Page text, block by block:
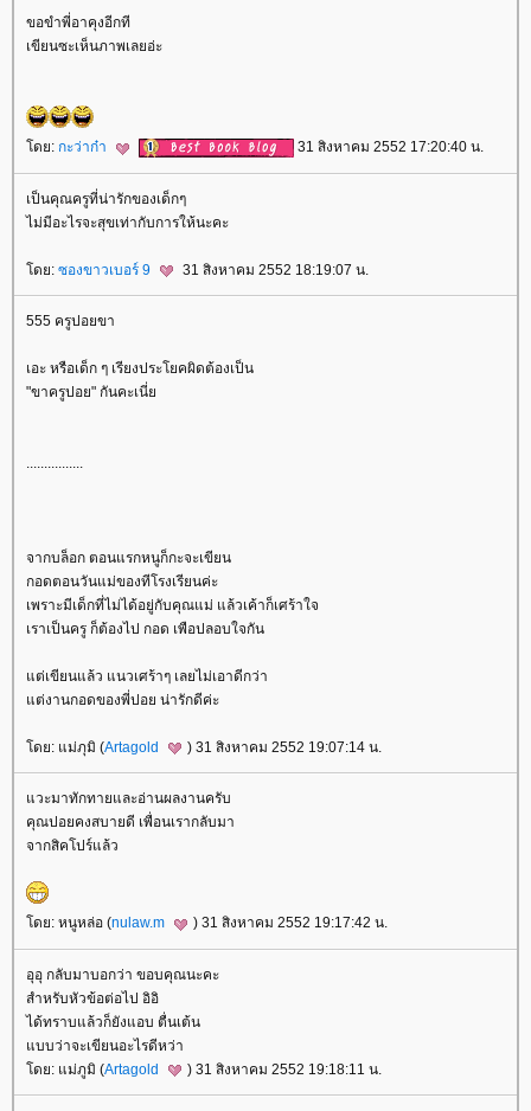
ขอขำพี่อาคุงอีกที
เขียนซะเห็นภาพเลยอ่ะ
ดย: กะว่าก๋า 31 สิงหาคม 2552 17:20:40 น.
เป็นคุณครูที่น่ารักของเด็กๆ
ไม่มีอะไรจะสุขเท่ากับการให้นะคะ
ดย: ซองขาวเบอร์ 9 31 สิงหาคม 2552 18:19:07 น.
555 ครูปอยขา
เอะ หรือเด็ก ๆ เรียงประโยคผิดต้องเป็น
"ขาครูปอย" กันคะเนี่
................
จากบล็อก ตอนแรกหนูก็กะจะเขียน
กอดตอนวันแม่ของทีโรงเรียนค่ะ
เพราะมีเด็กที่ไม่ได้อยู่กับคุณแม่ แล้วเค้าก็เศร้าใจ
เราเป็นครู ก็ต้องไป กอด เพือปลอบใจกัน
ต่เขียนแล้ว แนวเศร้าๆ เลยไม่เอาดีกว่า
ต่งานกอดของพี่ปอย น่ารักดีค่ะ
ดย: แม่ภุมิ (Artagold ) 31 สิงหาคม 2552 19:07:14 น.
วะมาทักทายและอ่านผลงานครับ
คุณปอยคงสบายดี เพื่อนเรากลับมา
จากสิคโปร์แล้ว
ดย: หนูหล่อ (nulaw.m ) 31 สิงหาคม 2552 19:17:42 น.
อุอุ กลับมาบอกว่า ขอบคุณนะคะ
สำหรับหัวข้อต่อไป อิอิ
ได้ทราบแล้วก็ยังแอบ ตื่นเต้น
บบว่าจะเขียนอะไรดีหว่า
ดย: แม่ภูมิ (Artagold ) 31 สิงหาคม 2552 19:18:11 น.